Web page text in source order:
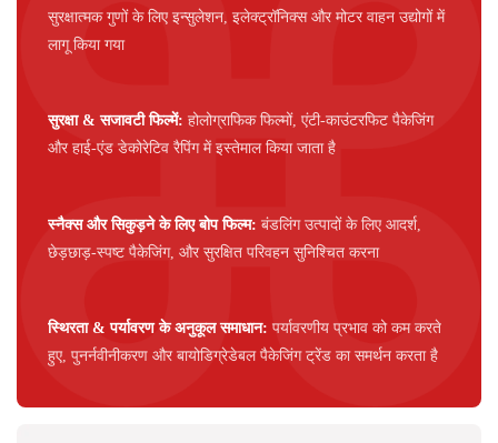
सुरक्षात्मक गुणों के लिए इन्सुलेशन, इलेक्ट्रॉनिक्स और मोटर वाहन उद्योगों में
लागू किया गया
सुरक्षा & सजावटी फिल्में:होलोग्राफिक फिल्मों, एंटी-काउंटरफिट पैकेजिंग
और हाई-एंड डेकोरेटिव रैपिंग में इस्तेमाल किया जाता है
स्नैक्स और सिकुड़ने के लिए बोप फिल्म:बंडलिंग उत्पादों के लिए आदर्श,
छेड़छाड़-स्पष्ट पैकेजिंग, और सुरक्षित परिवहन सुनिश्चित करना
स्थिरता & पर्यावरण के अनुकूल समाधान:पर्यावरणीय प्रभाव को कम करते
हुए, पुनर्नवीनीकरण और बायोडिग्रेडेबल पैकेजिंग ट्रेंड का समर्थन करता है